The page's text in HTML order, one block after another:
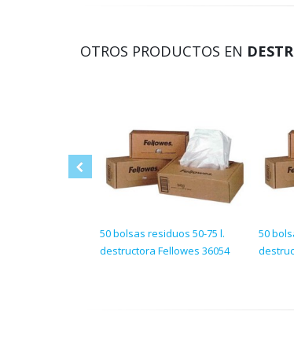
OTROS PRODUCTOS EN
50 bolsas residuos 50-75 l.
destructora Fellowes 36054
50